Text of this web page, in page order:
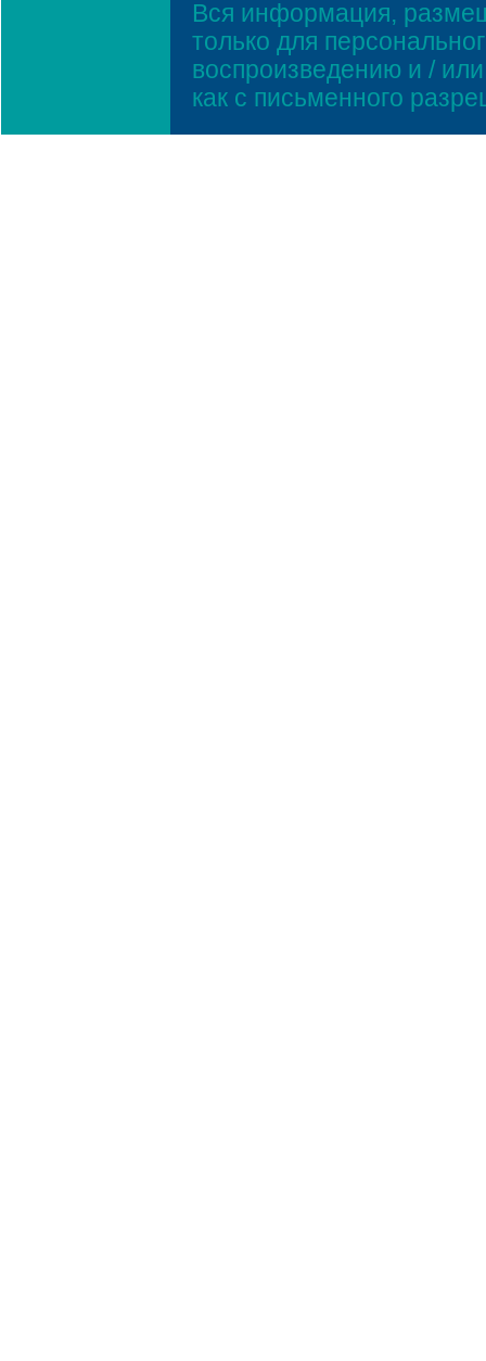
Вся информация,
только для
воспроизведению и /
как с письменного